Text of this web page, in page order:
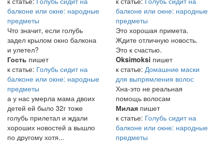
балконе или окне: народные
предметы
Что значит, если голубь
задел крылом окно балкона
и улетел?
балконе или окне: народные
предметы
Это хорошая примета.
Ждите отличную новость.
Это к счастью.
Гость пишет
к статье: Голубь сидит на
балконе или окне: народные
предметы
а у нас умерла мама двоих
детей ей было 32г тоже
голубь прилетал и ждали
хороших новостей а вышло
по другому хотя...
Oksimoksi пишет
к статье: Домашние маски
для выпрямления волос
Хна-это не реальная
помощь волосам
Милая пишет
к статье: Голубь сидит на
балконе или окне: народные
предметы